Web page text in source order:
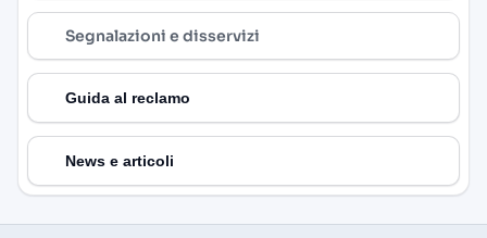
Segnalazioni e disservizi
Guida al reclamo
News e articoli